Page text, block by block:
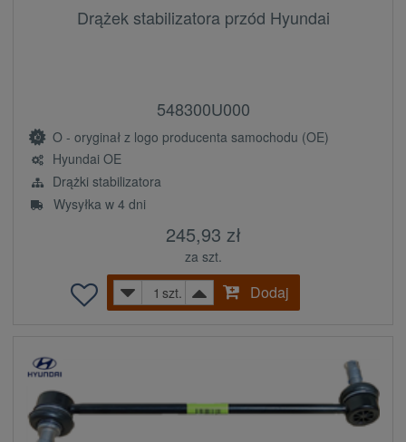
Drążek stabilizatora przód Hyundai
548300U000
O - oryginał z logo producenta samochodu (OE)
Hyundai OE
Drążki stabilizatora
Wysyłka w 4 dni
245,93 zł
za szt.
szt.
Dodaj